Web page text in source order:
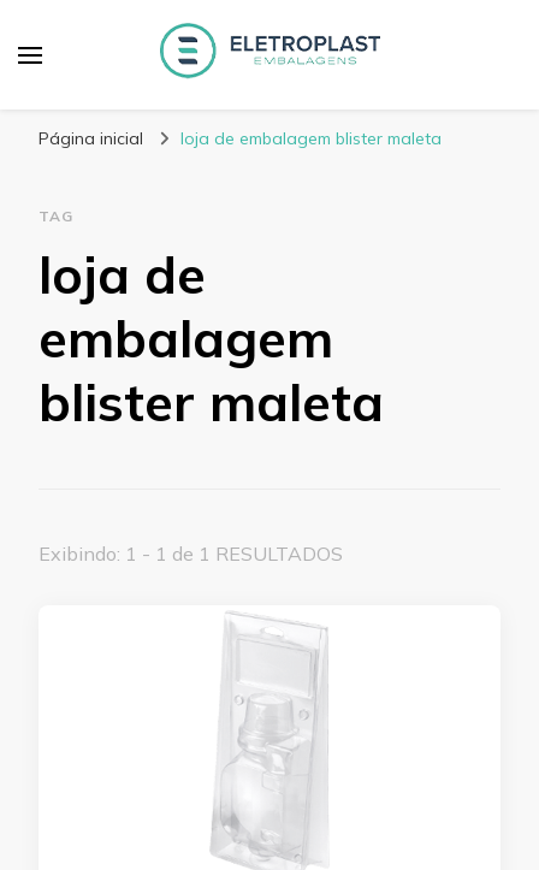
Embalagens
Página inicial loja de embalagem blister maleta
TAG
loja de
embalagem
blister maleta
Exibindo: 1 - 1 de 1 RESULTADOS